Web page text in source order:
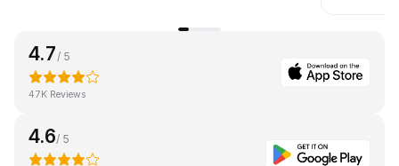
4.7/ 5
47K Reviews
4.6/ 5